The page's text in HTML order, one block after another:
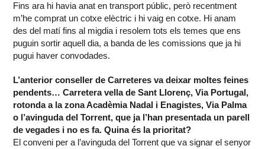
Fins ara hi havia anat en transport públic, però recentment
m’he comprat un cotxe elèctric i hi vaig en cotxe. Hi anam
des del matí fins al migdia i resolem tots els temes que ens
puguin sortir aquell dia, a banda de les comissions que ja hi
pugui haver convodades.
L’anterior conseller de Carreteres va deixar moltes feines
pendents… Carretera vella de Sant Llorenç, Via Portugal,
rotonda a la zona Acadèmia Nadal i Enagistes, Via Palma
o l’avinguda del Torrent, que ja l’han presentada un parell
de vegades i no es fa. Quina és la prioritat?
El conveni per a l’avinguda del Torrent que va signar el senyor